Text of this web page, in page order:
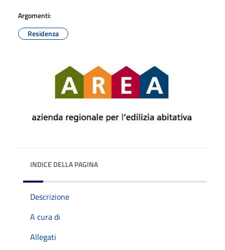
Argomenti:
Residenza
INDICE DELLA PAGINA
Descrizione
A cura di
Allegati